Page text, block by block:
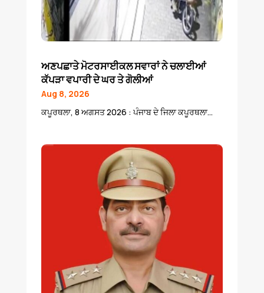
ਅਣਪਛਾਤੇ ਮੋਟਰਸਾਈਕਲ ਸਵਾਰਾਂ ਨੇ ਚਲਾਈਆਂ
ਕੱਪੜਾ ਵਪਾਰੀ ਦੇ ਘਰ ਤੇ ਗੋਲੀਆਂ
Aug 8, 2026
ਕਪੂਰਥਲਾ, 8 ਅਗਸਤ 2026 : ਪੰਜਾਬ ਦੇ ਜਿਲਾ ਕਪੂਰਥਲਾ...